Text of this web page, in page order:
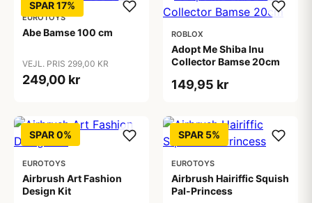
SPAR 17%
EUROTOYS
Abe Bamse 100 cm
VEJL. PRIS 299,00 KR
249,00 kr
ROBLOX
Adopt Me Shiba Inu
Collector Bamse 20cm
149,95 kr
SPAR 0%
EUROTOYS
Airbrush Art Fashion
Design Kit
SPAR 5%
EUROTOYS
Airbrush Hairiffic Squish
Pal-Princess